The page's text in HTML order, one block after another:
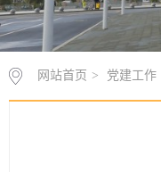
网站首页 > 党建工作